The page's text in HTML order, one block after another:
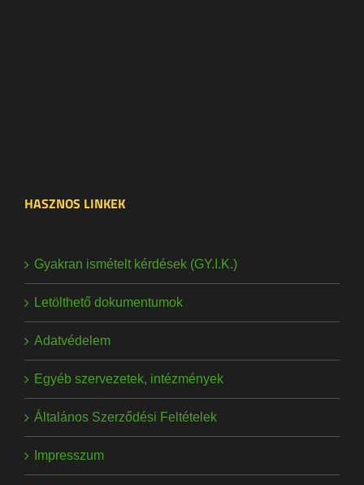
HASZNOS LINKEK
Gyakran ismételt kérdések (GY.I.K.)
Letölthető dokumentumok
Adatvédelem
Egyéb szervezetek, intézmények
Általános Szerződési Feltételek
Impresszum